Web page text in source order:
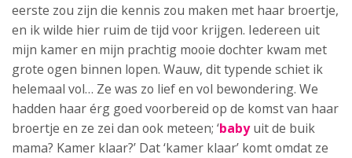
eerste zou zijn die kennis zou maken met haar broertje,
en ik wilde hier ruim de tijd voor krijgen. Iedereen uit
mijn kamer en mijn prachtig mooie dochter kwam met
grote ogen binnen lopen. Wauw, dit typende schiet ik
helemaal vol… Ze was zo lief en vol bewondering. We
hadden haar érg goed voorbereid op de komst van haar
broertje en ze zei dan ook meteen; ‘babyuit de buik
mama? Kamer klaar?’ Dat ‘kamer klaar’ komt omdat ze